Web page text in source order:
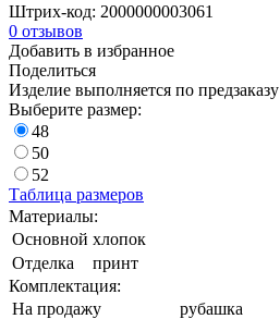
Штрих-код: 2000000003061
0 отзывов
Добавить в избранное
Поделиться
Изделие выполняется по предзаказу
Выберите размер:
48
50
52
Таблица размеров
Материалы:
Основной хлопок
Отделка
принт
Комплектация:
На продажу
рубашка